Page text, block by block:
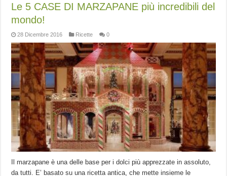
Le 5 CASE DI MARZAPANE più incredibili del
mondo!
28 Dicembre 2016 Ricette 0
Il marzapane è una delle base per i dolci più apprezzate in assoluto,
da tutti. E’ basato su una ricetta antica, che mette insieme le